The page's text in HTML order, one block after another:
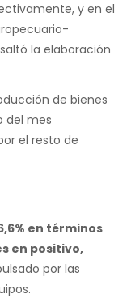
y en el
la elaboración
de bienes
del mes
el resto de
en términos
en positivo,
por las